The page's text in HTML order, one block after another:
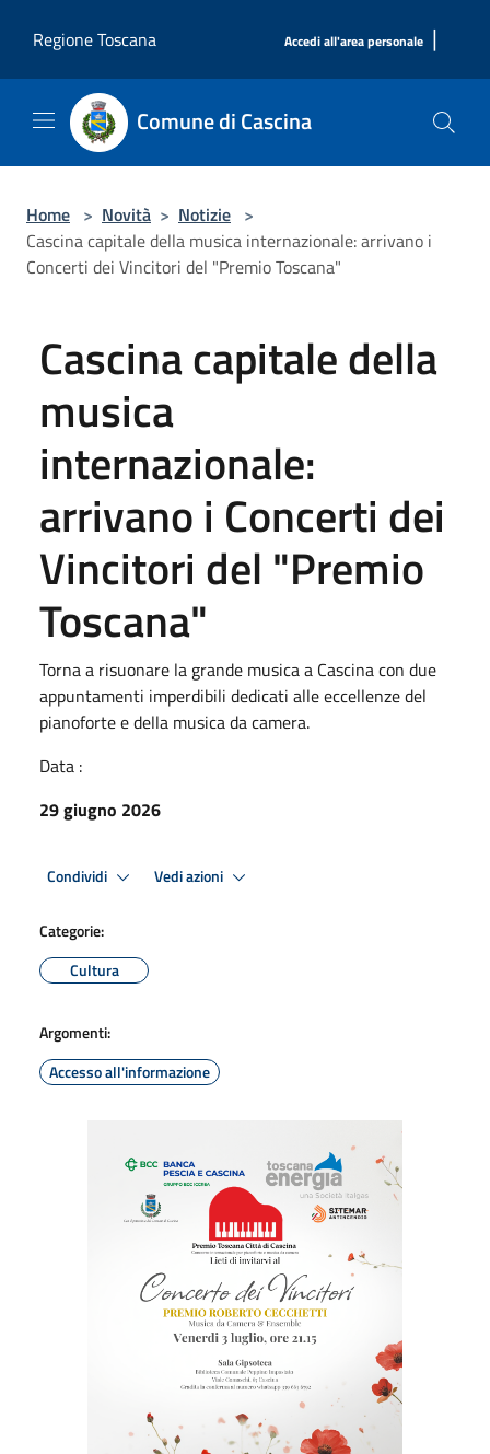
Regione Toscana
Accedi all'area personale |
Comune di Cascina
Home > Novità > Notizie >
Cascina capitale della musica internazionale: arrivano i
Concerti dei Vincitori del "Premio Toscana"
Cascina capitale della
musica
internazionale:
arrivano i Concerti dei
Vincitori del "Premio
Toscana"
Torna a risuonare la grande musica a Cascina con due
appuntamenti imperdibili dedicati alle eccellenze del
pianoforte e della musica da camera.
Data :
29 giugno 2026
Condividi Vedi azioni
Categorie:
Cultura
Argomenti:
Accesso all'informazione